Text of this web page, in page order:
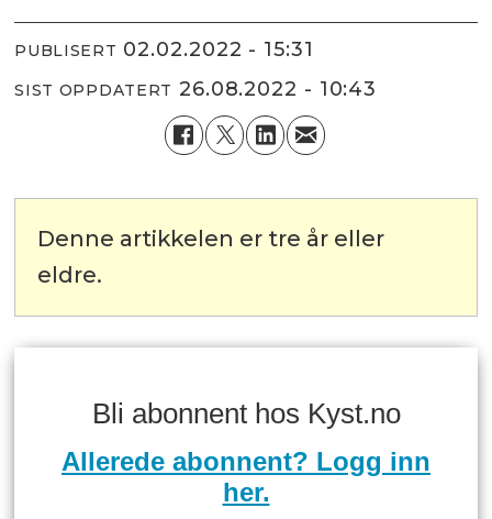
PUBLISERT 02.02.2022 - 15:31
SIST OPPDATERT 26.08.2022 - 10:43
Denne artikkelen er tre år eller
eldre.
Bli abonnent hos Kyst.no
Allerede abonnent? Logg inn
her.